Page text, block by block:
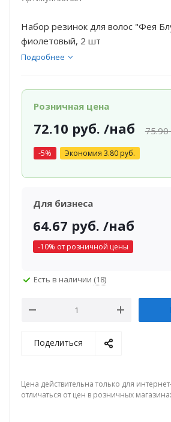
Набор резинок для волос "Фея
фиолетовый, 2 шт
Подробнее
Розничная цена
72.10 руб. /наб 75.90
-5% Экономия 3.80руб.
Для бизнеса
64.67 руб. /наб
-10% от розничной цены
Есть в наличии (18)
Поделиться
Цена действительна только для
отличаться от цен в розничных